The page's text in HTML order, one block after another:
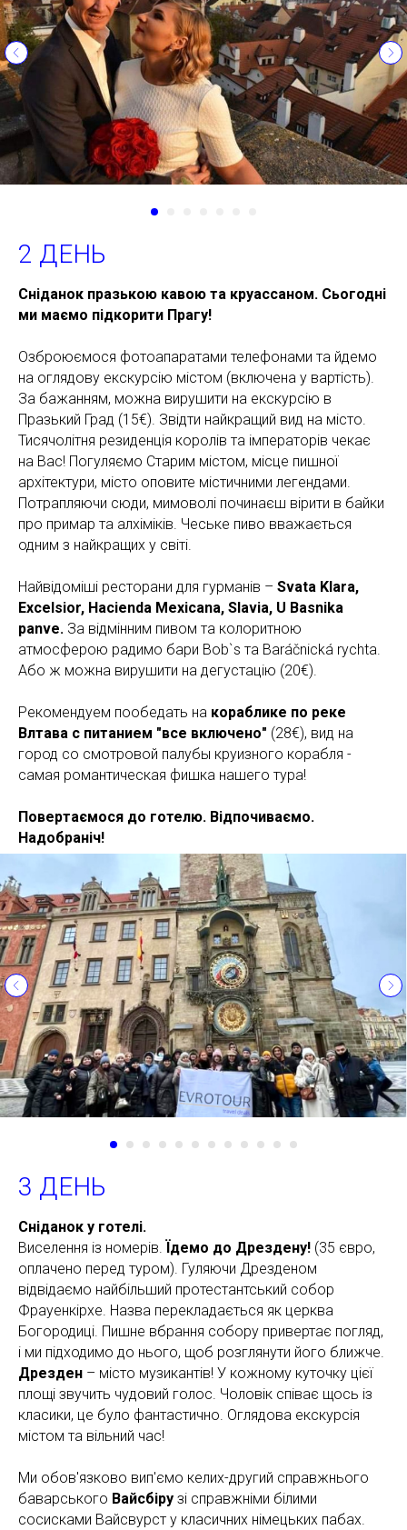
2 ДЕНЬ
Сніданок празькою кавою та круассаном. Сьогодні
ми маємо підкорити Прагу!
Озброюємося фотоапаратами телефонами та йдемо
на оглядову екскурсію містом (включена у вартість).
За бажанням, можна вирушити на екскурсію в
Празький Град (15€). Звідти найкращий вид на місто.
Тисячолітня резиденція королів та імператорів чекає
на Вас! Погуляємо Старим містом, місце пишної
архітектури, місто оповите містичними легендами.
Потрапляючи сюди, мимоволі починаєш вірити в байки
про примар та алхіміків. Чеське пиво вважається
одним з найкращих у світі.
Найвідоміші ресторани для гурманів – Svata Klara,
Excelsior, Hacienda Mexicana, Slavia, U Basnika
panve. За відмінним пивом та колоритною
атмосферою радимо бари Bob`s та Baráčnická rychta.
Або ж можна вирушити на дегустацію (20€).
Рекомендуем пообедать на кораблике по реке
Влтава с питанием "все включено" (28€), вид на
город со смотровой палубы круизного корабля -
самая романтическая фишка нашего тура!
Повертаємося до готелю. Відпочиваємо.
Надобраніч!
3 ДЕНЬ
Сніданок у готелі.
Виселення із номерів. Їдемо до Дрездену! (35 євро,
оплачено перед туром). Гуляючи Дрезденом
відвідаємо найбільший протестантський собор
Фрауенкірхе. Назва перекладається як церква
Богородиці. Пишне вбрання собору привертає погляд,
і ми підходимо до нього, щоб розглянути його ближче.
Дрезден – місто музикантів! У кожному куточку цієї
площі звучить чудовий голос. Чоловік співає щось із
класики, це було фантастично. Оглядова екскурсія
містом та вільний час!
Ми обов'язково вип'ємо келих-другий справжнього
баварського Вайсбіру зі справжніми білими
сосисками Вайсвурст у класичних німецьких пабах.